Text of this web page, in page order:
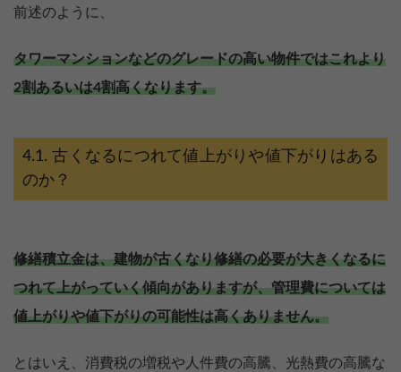
前述のように、
タワーマンションなどのグレードの高い物件ではこれより
2割あるいは4割高くなります。
古くなるにつれて値上がりや値下がりはある
のか？
修繕積立金は、建物が古くなり修繕の必要が大きくなるに
つれて上がっていく傾向がありますが、管理費については
値上がりや値下がりの可能性は高くありません。
とはいえ、消費税の増税や人件費の高騰、光熱費の高騰な